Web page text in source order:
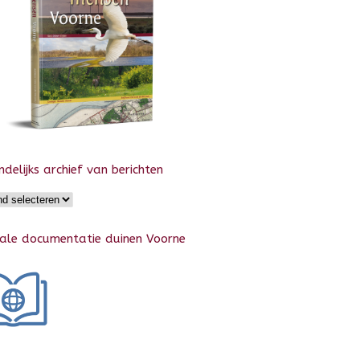
archief van berichten
documentatie duinen Voorne